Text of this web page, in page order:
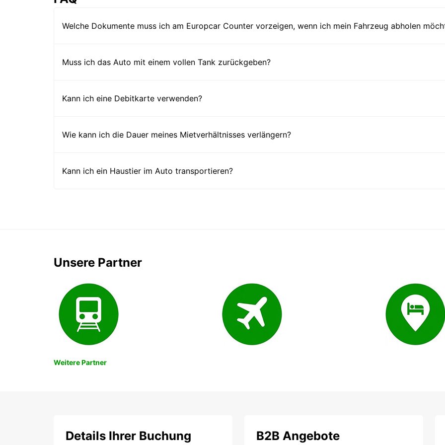
Welche Dokumente muss ich am Europcar Counter vorzeigen, wenn ich mein Fahrzeug abholen
Muss ich das Auto mit einem vollen Tank zurückgeben?
Kann ich eine Debitkarte verwenden?
Wie kann ich die Dauer meines Mietverhältnisses verlängern?
Kann ich ein Haustier im Auto transportieren?
Unsere Partner
Weitere Partner
Details Ihrer Buchung B2B Angebote